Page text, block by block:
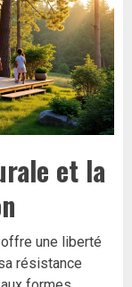
et la
une liberté
résistance